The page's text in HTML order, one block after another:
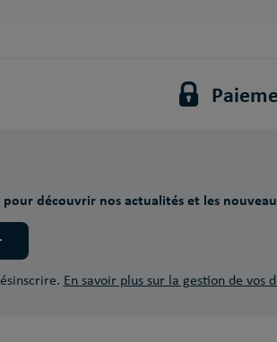
découvrir nos actualités et les
En savoir plus sur la gestion de vos